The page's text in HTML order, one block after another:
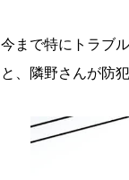
今まで特にトラブ
と、隣野さんが防